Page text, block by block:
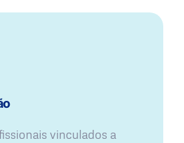
vinculados a